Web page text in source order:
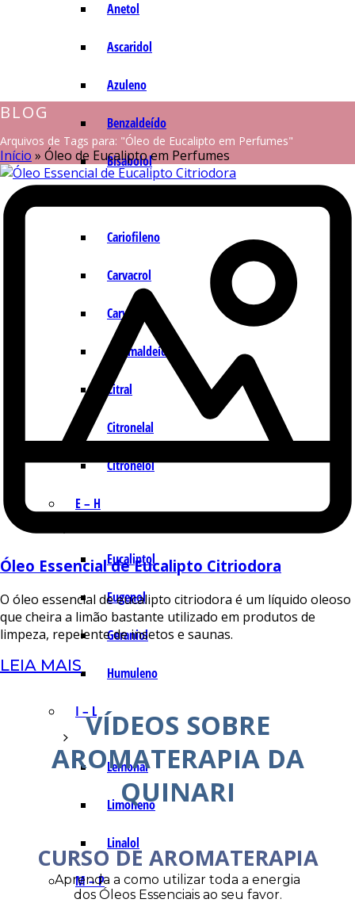
Anetol
Ascaridol
Azuleno
Benzaldeído
Bisabolol
Cariofileno
Carvacrol
Carvona
Cinamaldeído
Citral
Citronelal
Citronelol
E – H
Eucaliptol
Eugenol
Geraniol
Humuleno
I – L
Lemonal
Limoneno
Linalol
M – P
BLOG
Arquivos de Tags para: "Óleo de Eucalipto em Perfumes"
Início » Óleo de Eucalipto em Perfumes
Óleo Essencial de Eucalipto Citriodora
O óleo essencial de eucalipto citriodora é um líquido oleoso
que cheira a limão bastante utilizado em produtos de
limpeza, repelente de insetos e saunas.
LEIA MAIS
VÍDEOS SOBRE
AROMATERAPIA DA
QUINARI
CURSO DE AROMATERAPIA
Aprenda a como utilizar toda a energia
dos Óleos Essenciais ao seu favor.